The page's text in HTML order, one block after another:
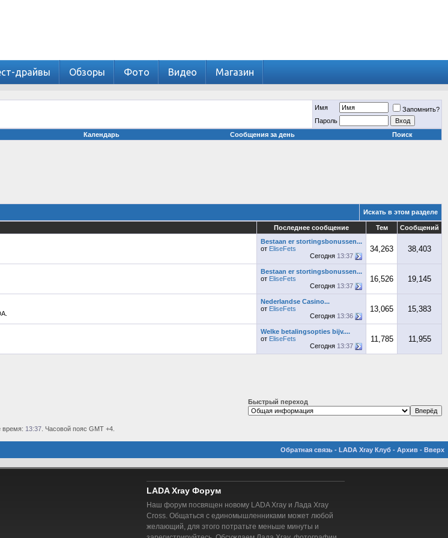
драйвы Обзоры Фото Видео Магазин
Имя
Запомнить?
Пароль
Календарь Сообщения за день Поиск
Искать в этом разделе
Последнее сообщение Тем Сообщений
Bestaan er stortingsbonussen...
от EliseFets
Сегодня 13:37
34,263 38,403
Bestaan er stortingsbonussen...
от EliseFets
Сегодня 13:37
16,526 19,145
Nederlandse Casino...
от EliseFets
Сегодня 13:36
13,065 15,383
Welke betalingsopties bijv....
от EliseFets
Сегодня 13:37
11,785 11,955
Быстрый переход
время: 13:37 . Часовой пояс GMT +4.
Обратная связь - LADA Xray Клуб - Архив - Вверх
LADA Xray Форум
Наш форум посвящен новому LADA Xray и Лада Xray
Cross. Общаться с единомышленниками может любой
желающий, для этого потратьте меньше минуты и